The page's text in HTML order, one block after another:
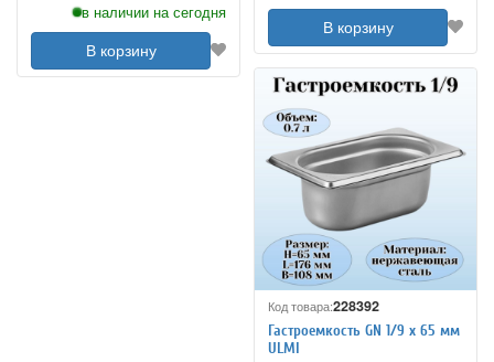
в наличии на сегодня
В корзину
В корзину
Код товара:228392
Гастроемкость GN 1/9 х 65 мм
ULMI